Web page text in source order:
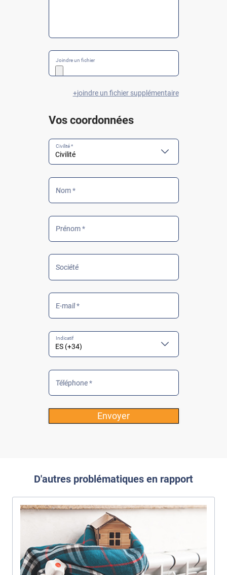
Vos coordonnées
Civilité *
Nom *
Prénom *
Société
E-mail *
Téléphone *
Joindre un fichier
joindre un fichier supplémentaire
Envoyer
D'autres problématiques en rapport